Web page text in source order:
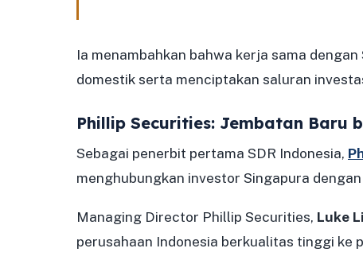
Ia menambahkan bahwa kerja sama
domestik serta menciptakan saluran
Phillip Securities: Jembatan Baru
Sebagai penerbit pertama SDR Indonesia,
menghubungkan investor Singapura
Managing Director Phillip Securities, Luke
perusahaan Indonesia berkualitas tinggi ke